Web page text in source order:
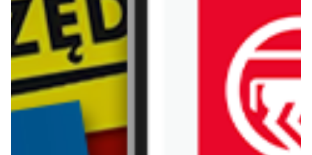
Bricomarche
Gazetka 06.08-02.09
WIĘCEJ GAZETEK
BRICOMARCHE